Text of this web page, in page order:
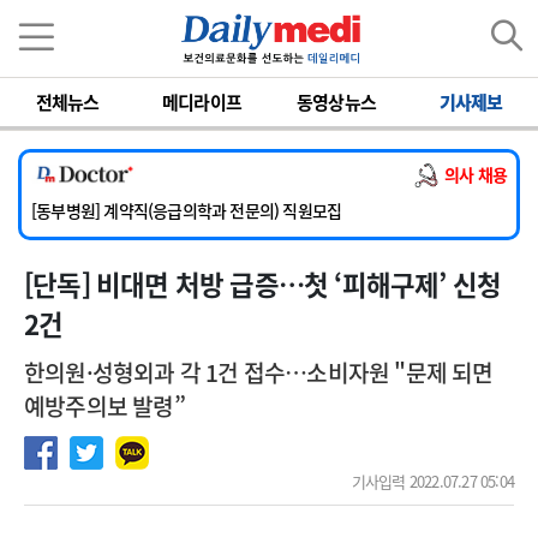
전체뉴스 메디라이프 동영상뉴스 기사제보
의사 채용
[서울아산병원] 2026년 하반기 인턴 모집
[영남대학교의료원] 마취통증의학과 임기제 임상의사 채용
[충남대학교병원] 소아청소년과(소아응급전담) 계약직 의사 공개채용
[동부병원] 계약직(응급의학과 전문의) 직원모집
[이대목동병원] 하반기 전공의(레지던트1년차) 모집
[서울아산병원] 2026년 하반기 인턴 모집
[영남대학교의료원] 마취통증의학과 임기제 임상의사 채용
[단독] 비대면 처방 급증…첫 ‘피해구제’ 신청
2건
한의원·성형외과 각 1건 접수…소비자원 "문제 되면
예방주의보 발령”
기사입력 2022.07.27 05:04